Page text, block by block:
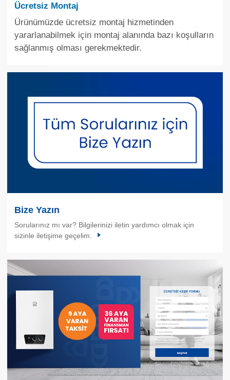
Ücretsiz Montaj
Ürünümüzde ücretsiz montaj hizmetinden
yararlanabilmek için montaj alanında bazı koşulların
sağlanmış olması gerekmektedir.
Bize Yazın
Sorularınız mı var? Bilgilerinizi iletin yardımcı olmak için
sizinle iletişime geçelim.